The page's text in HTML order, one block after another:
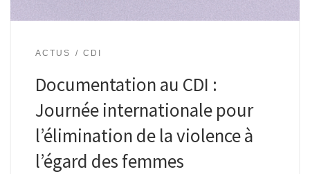
ACTUS CDI
Documentation au CDI :
Journée internationale pour
l’élimination de la violence à
l’égard des femmes